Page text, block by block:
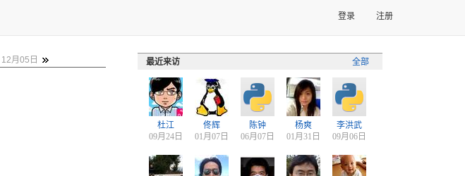
登录 注册
12月05日
全部
最近来访
杜江
09月24日
佟辉
01月07日
陈钟
06月07日
杨爽
01月31日
李洪武
09月06日